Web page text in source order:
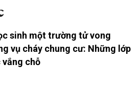
sinh một trường tử vong
vụ cháy chung cư: Những lớp
vắng chỗ